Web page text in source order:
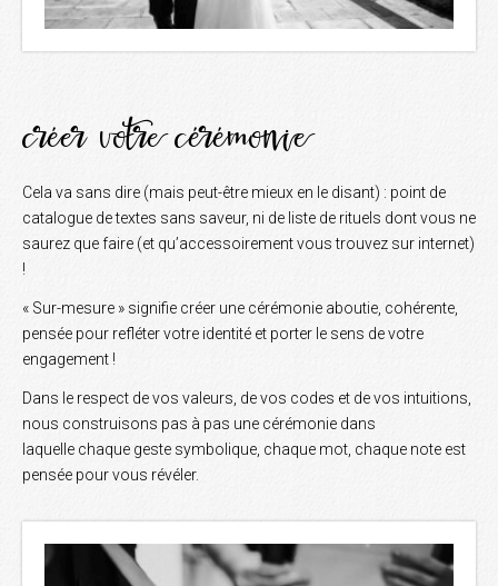
créer votre cérémonie
Cela va sans dire (mais peut-être mieux en le disant) : point de
catalogue de textes sans saveur, ni de liste de rituels dont vous ne
saurez que faire (et qu’accessoirement vous trouvez sur internet)
!
« Sur-mesure » signifie créer une cérémonie aboutie, cohérente,
pensée pour refléter votre identité et porter le sens de votre
engagement !
Dans le respect de vos valeurs, de vos codes et de vos intuitions,
nous construisons pas à pas une cérémonie dans
laquelle chaque geste symbolique, chaque mot, chaque note est
pensée pour vous révéler.